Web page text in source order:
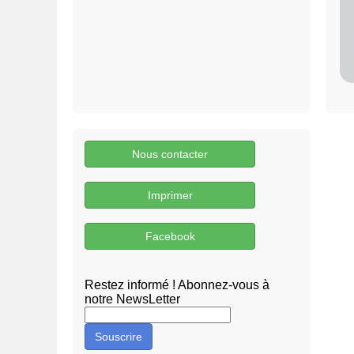
Nous contacter
Imprimer
Facebook
Restez informé ! Abonnez-vous à
notre NewsLetter
Souscrire